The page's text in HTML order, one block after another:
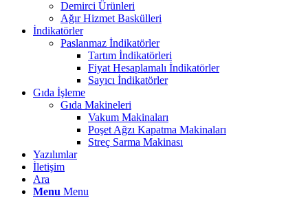
Demirci Ürünleri
Ağır Hizmet Baskülleri
İndikatörler
Paslanmaz İndikatörler
Tartım İndikatörleri
Fiyat Hesaplamalı İndikatörler
Sayıcı İndikatörler
Gıda İşleme
Gıda Makineleri
Vakum Makinaları
Poşet Ağzı Kapatma Makinaları
Streç Sarma Makinası
Yazılımlar
İletişim
Ara
Menu Menu